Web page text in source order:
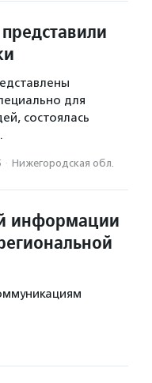
для
состоялась
· Нижегородская обл.
информации